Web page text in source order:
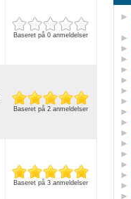
Baseret på 0 anmeldelser
Baseret på 2 anmeldelser
Baseret på 3 anmeldelser